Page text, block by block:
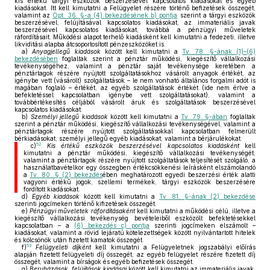
kiadásokat. Itt kell kimutatni a Felügyelet részére történő befizetések összegét,
valamint az Öpt. 36. §-a (4) bekezdésének b) pontja szerint a tárgyi eszközök
beszerzésével, felújításával kapcsolatos kiadásokat, az immateriális javak
beszerzésével kapcsolatos kiadásokat, továbbá a pénzügyi műveletek
ráfordításait. Működési alapot terhelő kiadásként kell kimutatni a fedezeti, illetve
likviditási alapba átcsoportosított pénzeszközöket is.
a)
Anyagjellegű kiadásokközött kell kimutatni aTv. 78. §-ának (1)–(6)
bekezdésében foglaltak szerint a pénztár működési, kiegészítő vállalkozási
tevékenységéhez, valamint a pénztár saját tevékenysége keretében a
pénztártagok részére nyújtott szolgáltatásokhoz vásárolt anyagok értékét, az
igénybe vett (vásárolt) szolgáltatások – le nem vonható általános forgalmi adót is
magában foglaló – értékét, az egyéb szolgáltatások értékét (ide nem értve a
befektetéssel kapcsolatban igénybe vett szolgáltatásokat), valamint a
továbbértékesítés céljából vásárolt áruk és szolgáltatások beszerzésével
kapcsolatos kiadásokat.
b) Személyi jellegű kiadásokközött kell kimutatni aTv. 79. §-ában foglaltak
szerint a pénztár működési, kiegészítő vállalkozási tevékenységével, valamint a
pénztártagok részére nyújtott szolgáltatásokkal kapcsolatban felmerült
bérkiadásokat, személyi jellegű egyéb kiadásokat, valamint a bérjárulékokat.
c)52 Kis értékű eszközök beszerzésével kapcsolatos kiadáskéntkell
kimutatni a pénztár működési, kiegészítő vállalkozási tevékenységét,
valamint a pénztártagok részére nyújtott szolgáltatások teljesítését szolgáló, a
használatbavételkor egy összegben értékcsökkenési leírásként elszámolandó
aTv. 80. § (2) bekezdésében meghatározott egyedi beszerzési érték alatti
vagyoni értékű jogok, szellemi termékek, tárgyi eszközök beszerzésére
fordított kiadásokat.
d)
Egyéb kiadások között kell kimutatni a Tv. 81. §-ának (2) bekezdése
szerinti jogcímeken történő kifizetések összegét.
e) Pénzügyi műveletek ráfordításakéntkell kimutatni a működési célú, illetve a
kiegészítő vállalkozási tevékenység bevételeiből eszközölt befektetésekkel
kapcsolatban – a (6) bekezdés c) pontja szerinti jogcímeken elszámolt –
kiadásokat, valamint a rövid lejáratú kötelezettségek között nyilvántartott hitelek
és kölcsönök után fizetett kamatok összegét.
f)53 Felügyeleti díjkéntkell kimutatni a Felügyeletnek jogszabályi előírás
alapján fizetett felügyeleti díj összegét, az egyéb felügyelet részére fizetett díj
összegét, valamint a bírságok és egyéb befizetések összegét.